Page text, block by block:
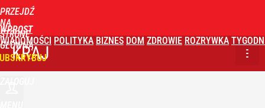
PRZEJDŹ
NA
STRONĘ
GŁÓWNĄ
WPROST
WIADOMOŚCI POLITYKA BIZNES DOM ZDROWIE ROZRYWKA
KRAJ